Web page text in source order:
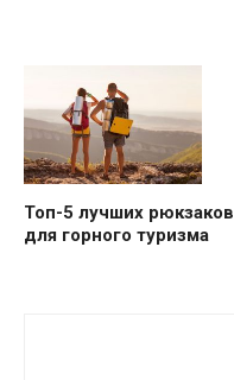
Топ-5 лучших рюкзаков
для горного туризма